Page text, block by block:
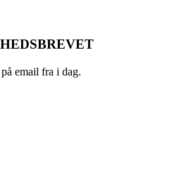
email fra i dag.